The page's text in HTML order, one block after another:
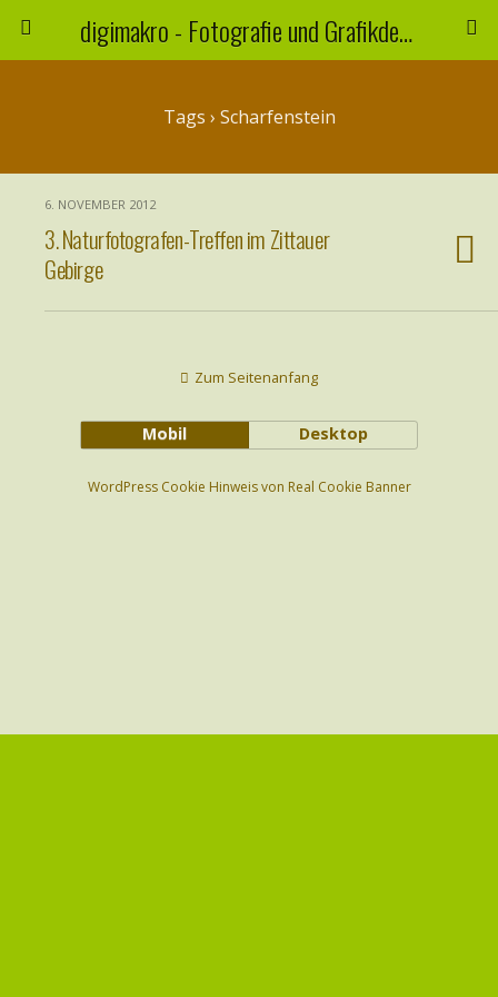
digimakro - Fotografie und Grafikdesign
Tags › Scharfenstein
6. NOVEMBER 2012
3. Naturfotografen-Treffen im Zittauer
Gebirge
Zum Seitenanfang
Mobil Desktop
WordPress Cookie Hinweis von Real Cookie Banner